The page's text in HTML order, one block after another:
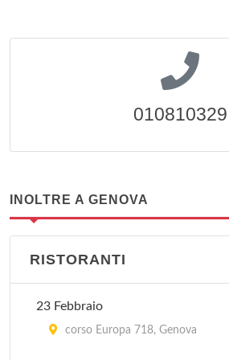
010810329
INOLTRE A GENOVA
RISTORANTI
23 Febbraio
corso Europa 718, Genova